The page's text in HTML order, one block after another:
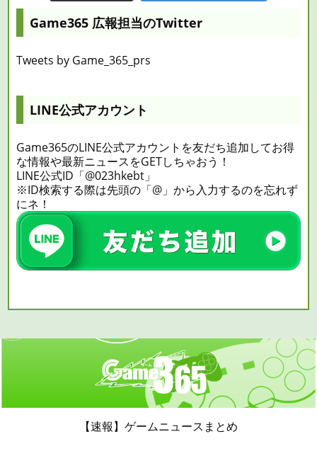
Game365 広報担当のTwitter
Tweets by Game_365_prs
LINE公式アカウント
Game365のLINE公式アカウントを友だち追加してお得
な情報や最新ニュースをGETしちゃおう！
LINE公式ID「@023hkebt」
※ID検索する際は先頭の「@」から入力するのを忘れず
にネ！
【速報】ゲームニュースまとめ